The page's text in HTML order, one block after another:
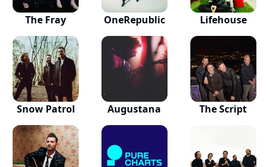
The Fray OneRepublic Lifehouse
Snow Patrol Augustana The Script